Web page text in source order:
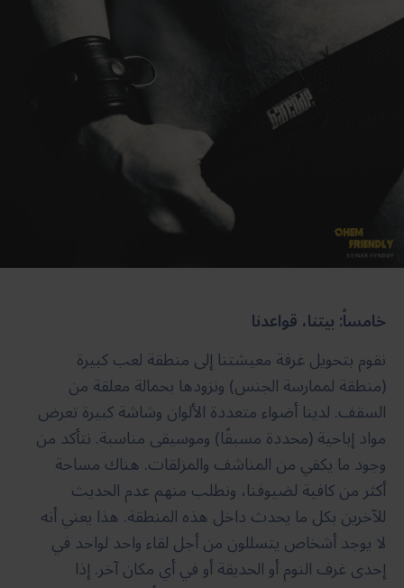
خامساً: بيتنا، قواعدنا
نقوم بتحويل غرفة معيشتنا إلى منطقة لعب كبيرة
(منطقة لممارسة الجنس) ونزودها بحمالة معلقة من
السقف. لدينا أضواء متعددة الألوان وشاشة كبيرة تعرض
مواد إباحية (محددة مسبقًا) وموسيقى مناسبة. نتأكد من
وجود ما يكفي من المناشف والمزلقات. هناك مساحة
أكثر من كافية لضيوفنا، ونطلب منهم عدم الحديث
للآخرين بكل ما يحدث داخل هذه المنطقة. هذا يعني أنه
لا يوجد أشخاص يتسللون من أجل لقاء واحد لواحد في
إحدى غرف النوم أو الحديقة أو في أي مكان آخر. إذا